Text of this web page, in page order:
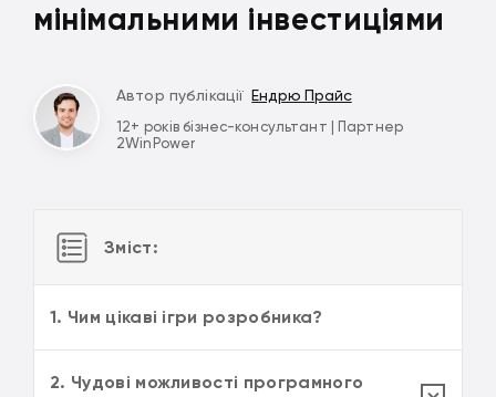
мінімальними інвестиціями
Автор публікації Ендрю Прайс
12+ років бізнес-консультант | Партнер
2WinPower
Зміст:
1. Чим цікаві ігри розробника?
2. Чудові можливості програмного